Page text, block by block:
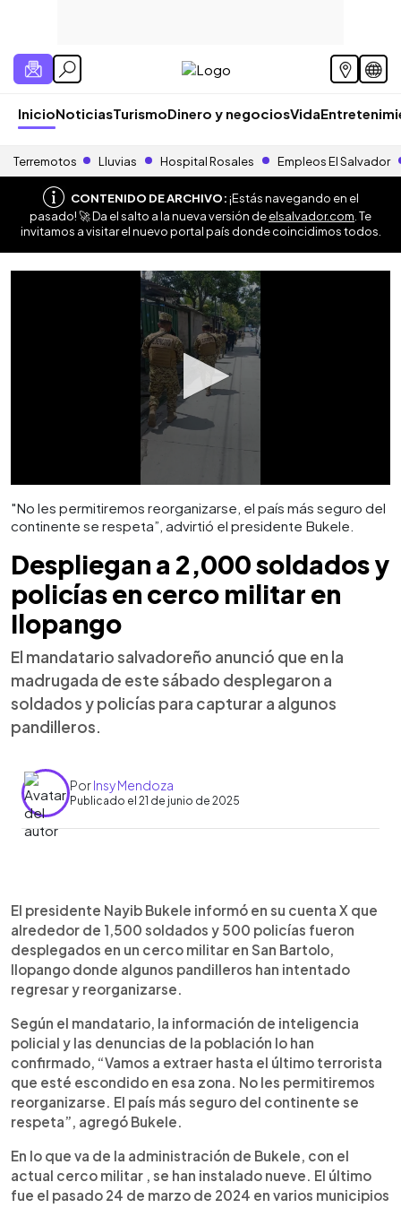
InicioNoticiasTurismoDinero y negociosVida
Terremotos Lluvias Hospital Rosales Empleos El Salvador
CONTENIDO DE ARCHIVO:¡Estás navegando en el
pasado! 🚀 Da el salto a la nueva versión deelsalvador.com . Te
invitamos a visitar el nuevo portal país donde coincidimos todos.
"No les permitiremos reorganizarse, el país más seguro del
continente se respeta”, advirtió el presidente Bukele.
Despliegan a 2,000 soldados y
policías en cerco militar en
Ilopango
El mandatario salvadoreño anunció que en la
madrugada de este sábado desplegaron a
soldados y policías para capturar a algunos
pandilleros.
PorInsy Mendoza
Publicado el 21 de junio de 2025
► Escuchar artículo
El presidente Nayib Bukele informó en su cuenta X que
alrededor de 1,500 soldados y 500 policías fueron
desplegados en un cerco militar en San Bartolo,
Ilopango donde algunos pandilleros han intentado
regresar y reorganizarse.
Según el mandatario, la información de inteligencia
policial y las denuncias de la población lo han
confirmado, “Vamos a extraer hasta el último terrorista
que esté escondido en esa zona. No les permitiremos
reorganizarse. El país más seguro del continente se
respeta”, agregó Bukele.
En lo que va de la administración de Bukele, con el
actual cerco militar , se han instalado nueve. El último
fue el pasado 24 de marzo de 2024 en varios municipios